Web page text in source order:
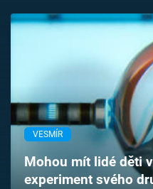
Témata
Pořady
TV Program
Časopis
VESMÍR
Mohou mít lidé děti
experiment svého